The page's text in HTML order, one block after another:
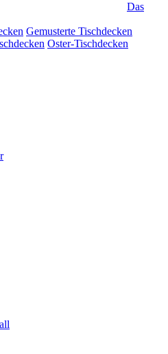
Das
Gemusterte Tischdecken
Oster-Tischdecken